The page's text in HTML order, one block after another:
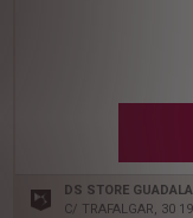
DS STORE
C/ TRAFALGAR, 30